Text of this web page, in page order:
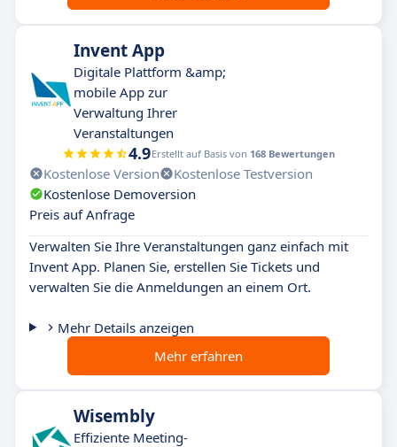
Invent App
Digitale Plattform &amp;
mobile App zur
Verwaltung Ihrer
Veranstaltungen
4.9Erstellt auf Basis von 168 Bewertungen
Kostenlose Version
Kostenlose Testversion
Kostenlose Demoversion
Preis auf Anfrage
Verwalten Sie Ihre Veranstaltungen ganz einfach mit
Invent App. Planen Sie, erstellen Sie Tickets und
verwalten Sie die Anmeldungen an einem Ort.
Mehr Details anzeigen
Mehr erfahren
Wisembly
Effiziente Meeting-